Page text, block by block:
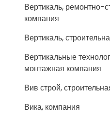
Вертикаль, ремонтно-
компания
Вертикаль,
Вертикальные
монтажная компания
Вив строй,
Вика, компания